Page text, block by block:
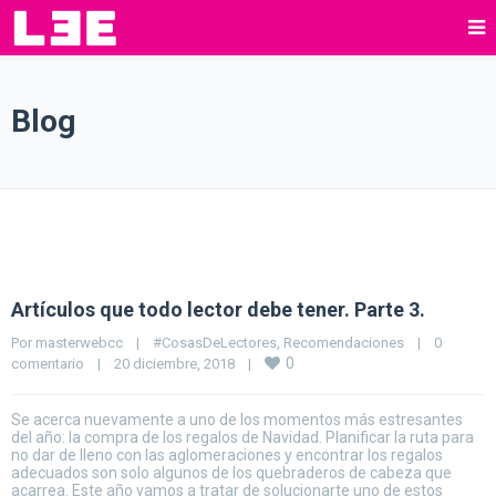
Blog
Artículos que todo lector debe tener. Parte 3.
Por masterwebcc | #CosasDeLectores, Recomendaciones |
0
comentario
| 20 diciembre, 2018 | 0
Se acerca nuevamente a uno de los momentos más estresantes
del año: la compra de los regalos de Navidad. Planificar la ruta para
no dar de lleno con las aglomeraciones y encontrar los regalos
adecuados son solo algunos de los quebraderos de cabeza que
acarrea. Este año vamos a tratar de solucionarte uno de estos